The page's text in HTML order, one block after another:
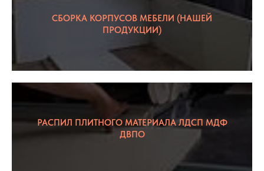
СБОРКА КОРПУСОВ МЕБЕЛИ (НАШЕЙ
ПРОДУКЦИИ)
РАСПИЛ ПЛИТНОГО МАТЕРИАЛА ЛДСП МДФ
ДВПО